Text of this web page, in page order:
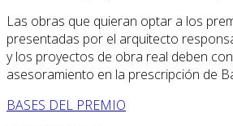
Las obras que quieran optar a los
presentadas por el arquitecto
y los proyectos de obra real deben
asesoramiento en la prescripción de
BASES DEL PREMIO